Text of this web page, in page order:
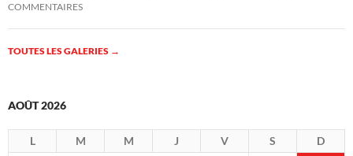
COMMENTAIRES
TOUTES LES GALERIES →
AOÛT 2026
L M M J V S
D